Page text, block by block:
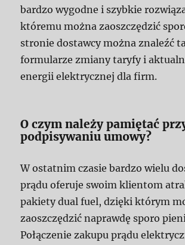
bardzo wygodne i szybkie
któremu można zaoszczędzić
stronie dostawcy można znaleźć
formularze zmiany taryfy i
energii elektrycznej dla firm.
O czym należy pamiętać
podpisywaniu umowy?
W ostatnim czasie bardzo wielu
prądu oferuje swoim klientom
pakiety dual fuel, dzięki którym
zaoszczędzić naprawdę sporo
Połączenie zakupu prądu